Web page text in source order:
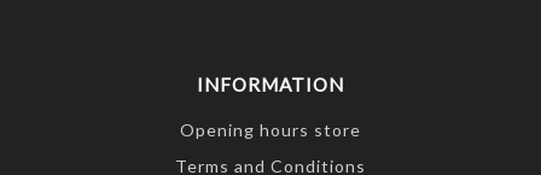
INFORMATION
Opening hours store
Terms and Conditions